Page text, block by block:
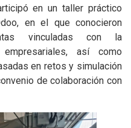
en un taller práctico
en el que conocieron
vinculadas con la
así como
en retos y simulación
de colaboración con